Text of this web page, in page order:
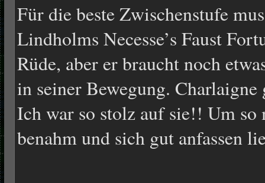
Für die beste Zwischenstufe
Lindholms Necesse’s Faust
Rüde, aber er braucht noch
in seiner Bewegung.
Ich war so stolz auf sie!! Um so
benahm und sich gut anfassen